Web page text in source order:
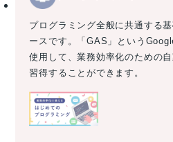
プログラミング全般に共通する
ースです。「GAS」という
使用して、業務効率化のための
習得することができます。